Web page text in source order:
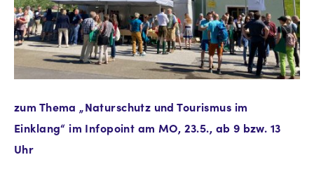
zum Thema „Naturschutz und Tourismus im
Einklang“ im Infopoint am MO, 23.5., ab 9 bzw. 13
Uhr